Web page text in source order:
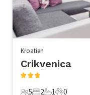
Kroatien
Crikvenica
5 2 1 0